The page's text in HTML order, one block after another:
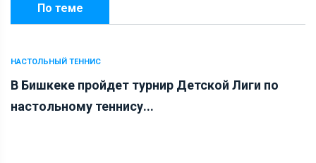
По теме
НАСТОЛЬНЫЙ ТЕННИС
В Бишкеке пройдет турнир Детской Лиги по
настольному теннису...